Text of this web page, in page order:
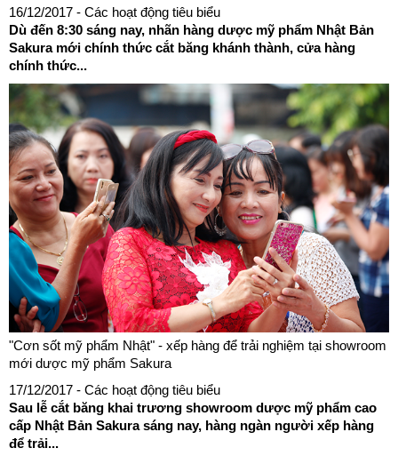
16/12/2017 - Các hoạt động tiêu biểu
Dù đến 8:30 sáng nay, nhãn hàng dược mỹ phẩm Nhật Bản
Sakura mới chính thức cắt băng khánh thành, cửa hàng
chính thức...
"Cơn sốt mỹ phẩm Nhật" - xếp hàng để trải nghiệm tại showroom
mới dược mỹ phẩm Sakura
17/12/2017 - Các hoạt động tiêu biểu
Sau lễ cắt băng khai trương showroom dược mỹ phẩm cao
cấp Nhật Bản Sakura sáng nay, hàng ngàn người xếp hàng
để trải...